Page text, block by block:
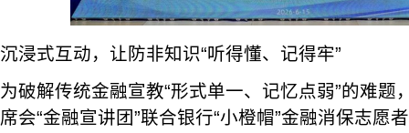
沉浸式互动，让防非知识“听得懂、记得牢”
为破解传统金融宣教“形式单一、记忆点弱”的难题
席会“金融宣讲团”联合银行“小橙帽”金融消保志愿